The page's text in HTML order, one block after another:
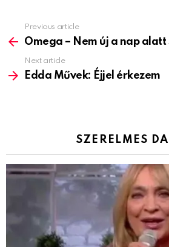
more
Previous article
Omega – Nem új a nap alatt
Next article
Edda Művek: Éjjel érkezem
SZERELMES